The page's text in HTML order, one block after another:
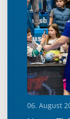
06. August